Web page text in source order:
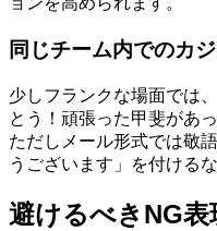
同じチーム内でのカ
少しフランクな場面では
とう！頑張った甲斐があ
ただしメール形式では敬
うございます」を付ける
避けるべきNG表